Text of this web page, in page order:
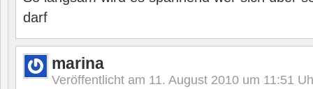
darf
marina
Veröffentlicht am 11. August 2010 um 11:51